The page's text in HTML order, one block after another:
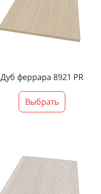
Дуб феррара 8921 PR
Выбрать